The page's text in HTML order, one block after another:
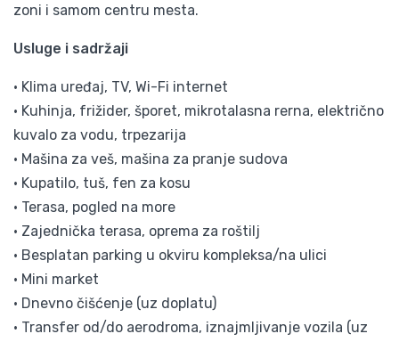
zoni i samom centru mesta.
Usluge i sadržaji
• Klima uređaj, TV, Wi-Fi internet
• Kuhinja, frižider, šporet, mikrotalasna rerna, električno
kuvalo za vodu, trpezarija
• Mašina za veš, mašina za pranje sudova
• Kupatilo, tuš, fen za kosu
• Terasa, pogled na more
• Zajednička terasa, oprema za roštilj
• Besplatan parking u okviru kompleksa/na ulici
• Mini market
• Dnevno čišćenje (uz doplatu)
• Transfer od/do aerodroma, iznajmljivanje vozila (uz